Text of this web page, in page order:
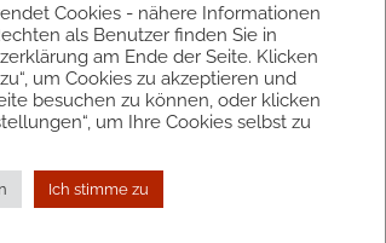
Cookies - nähere Informationen
als Benutzer finden Sie in
am Ende der Seite. Klicken
um Cookies zu akzeptieren und
besuchen zu können, oder klicken
um Ihre Cookies selbst zu
Ich stimme zu